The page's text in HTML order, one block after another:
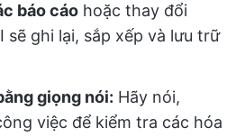
báo cáo hoặc thay đổi
ghi lại, sắp xếp và lưu trữ
giọng nói: Hãy nói,
việc để kiểm tra các hóa